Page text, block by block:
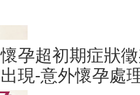
懷孕超初期症狀
出現-意外懷孕處